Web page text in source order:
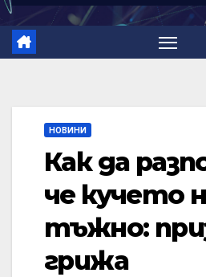
НОВИНИ
Как да
че кучето
тъжно:
грижа